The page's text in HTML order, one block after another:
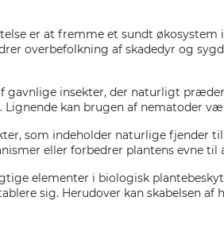
er at fremme et sundt
overbefolkning af skadedyr og
insekter, der naturligt
kan brugen af nematoder
som indeholder naturlige fjender
eller forbedrer plantens evne til
elementer i biologisk
sig. Herudover kan skabelsen